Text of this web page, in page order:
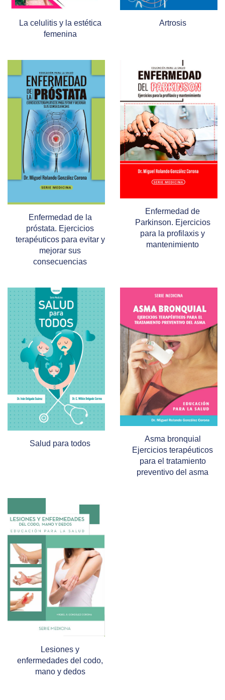
La celulitis y la estética
femenina
Artrosis
Enfermedad de la
próstata. Ejercicios
terapéuticos para evitar y
mejorar sus
consecuencias
Enfermedad de
Parkinson. Ejercicios
para la profilaxis y
mantenimiento
Salud para todos
Asma bronquial
Ejercicios terapéuticos
para el tratamiento
preventivo del asma
Lesiones y
enfermedades del codo,
mano y dedos